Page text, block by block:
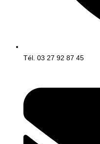
Tél. 03 27 92 87 45